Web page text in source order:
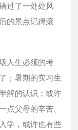
过了一处处风
的景点记得滚
人生必须的考
；暑期的实习生
解的认识；或许
点父母的辛苦。
学，或许也有些